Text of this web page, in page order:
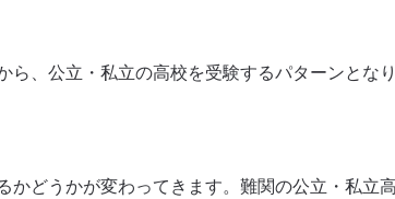
、公立・私立の高校を受験するパターンとなり
どうかが変わってきます。難関の公立・私立